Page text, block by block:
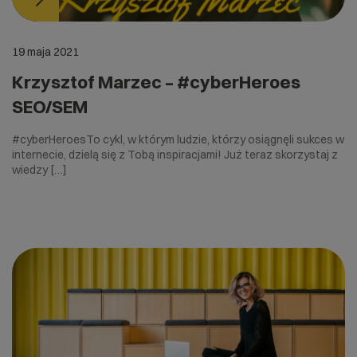
19 maja 2021
Krzysztof Marzec – #cyberHeroes
SEO/SEM
#cyberHeroesTo cykl, w którym ludzie, którzy osiągnęli sukces w
internecie, dzielą się z Tobą inspiracjami! Już teraz skorzystaj z
wiedzy […]